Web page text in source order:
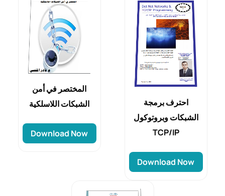
المختصر في أمن
الشبكات اللاسلكية
Download Now
احترف برمجة
الشبكات وبروتوكول
TCP/IP
Download Now